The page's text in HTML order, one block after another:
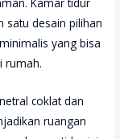
satu desain pilihan
yang bisa
rumah.
coklat dan
ruangan